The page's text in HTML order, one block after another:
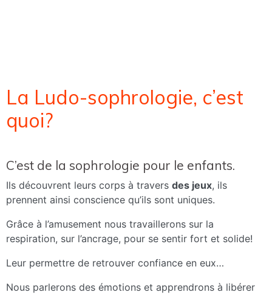
La Ludo-sophrologie, c’est
quoi?
C’est de la sophrologie pour le enfants.
Ils découvrent leurs corps à travers des jeux, ils
prennent ainsi conscience qu’ils sont uniques.
Grâce à l’amusement nous travaillerons sur la
respiration, sur l’ancrage, pour se sentir fort et solide!
Leur permettre de retrouver confiance en eux…
Nous parlerons des émotions et apprendrons à libérer